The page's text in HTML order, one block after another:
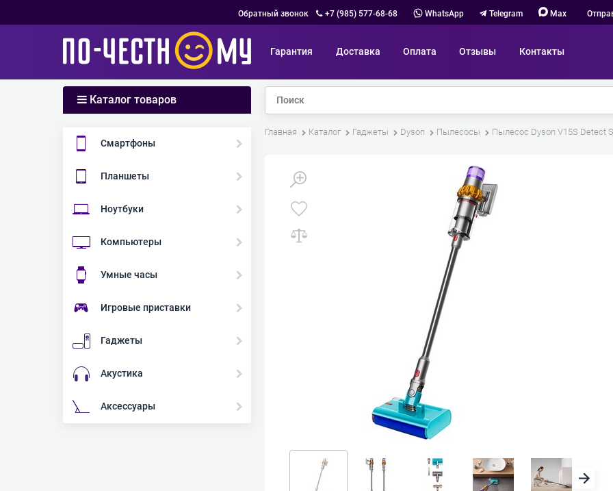
Обратный звонок +7 (985) 577-68-68 WhatsApp Telegram Max
Гарантия Доставка Оплата Отзывы Контакты
Каталог товаров
Смартфоны
Планшеты
Ноутбуки
Компьютеры
Умные часы
Игровые приставки
Гаджеты
Акустика
Аксессуары
Главная Каталог Гаджеты Dyson Пылесосы Пылесос Dyson V15S Detect